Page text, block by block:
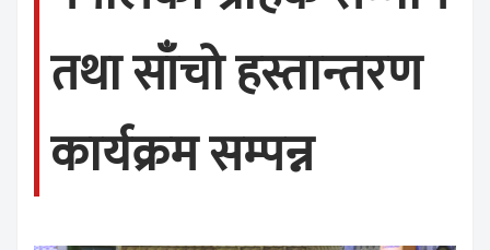
तथा साँचो हस्तान्तरण
कार्यक्रम सम्पन्न